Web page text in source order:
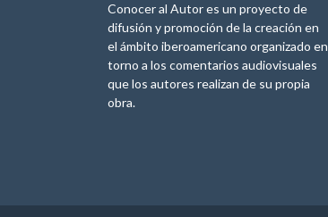
Conocer al Autor es un proyecto de
difusión y promoción de la creación en
el ámbito iberoamericano organizado en
torno a los comentarios audiovisuales
que los autores realizan de su propia
obra.